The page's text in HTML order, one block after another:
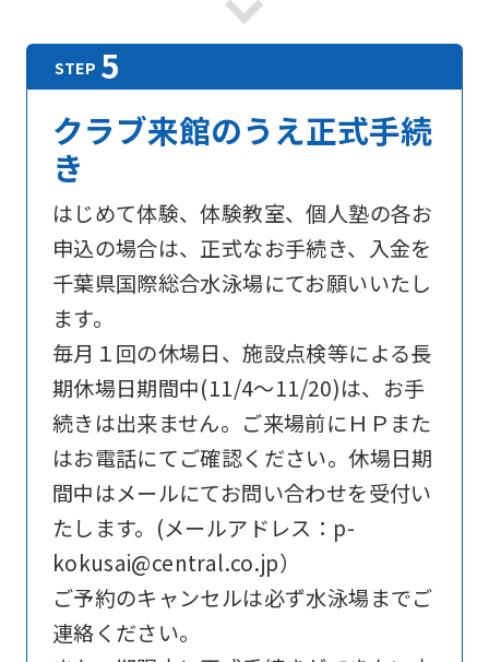
クラブ来館のうえ正式手続
き
はじめて体験、体験教室、個人塾の各お
申込の場合は、正式なお手続き、入金を
千葉県国際総合水泳場にてお願いいたし
ます。
毎月１回の休場日、施設点検等による長
期休場日期間中(11/4～11/20)は、お手
続きは出来ません。ご来場前にＨＰまた
はお電話にてご確認ください。休場日期
間中はメールにてお問い合わせを受付い
たします。(メールアドレス：p-
kokusai@central.co.jp）
ご予約のキャンセルは必ず水泳場までご
連絡ください。
into
English.
Click
the
(start
automatic
translation)
return
to
the
top
page.
However,
if
you